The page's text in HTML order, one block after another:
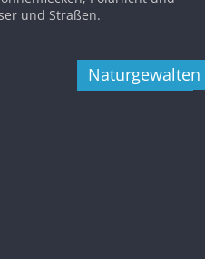
und Straßen.
Naturgewalten